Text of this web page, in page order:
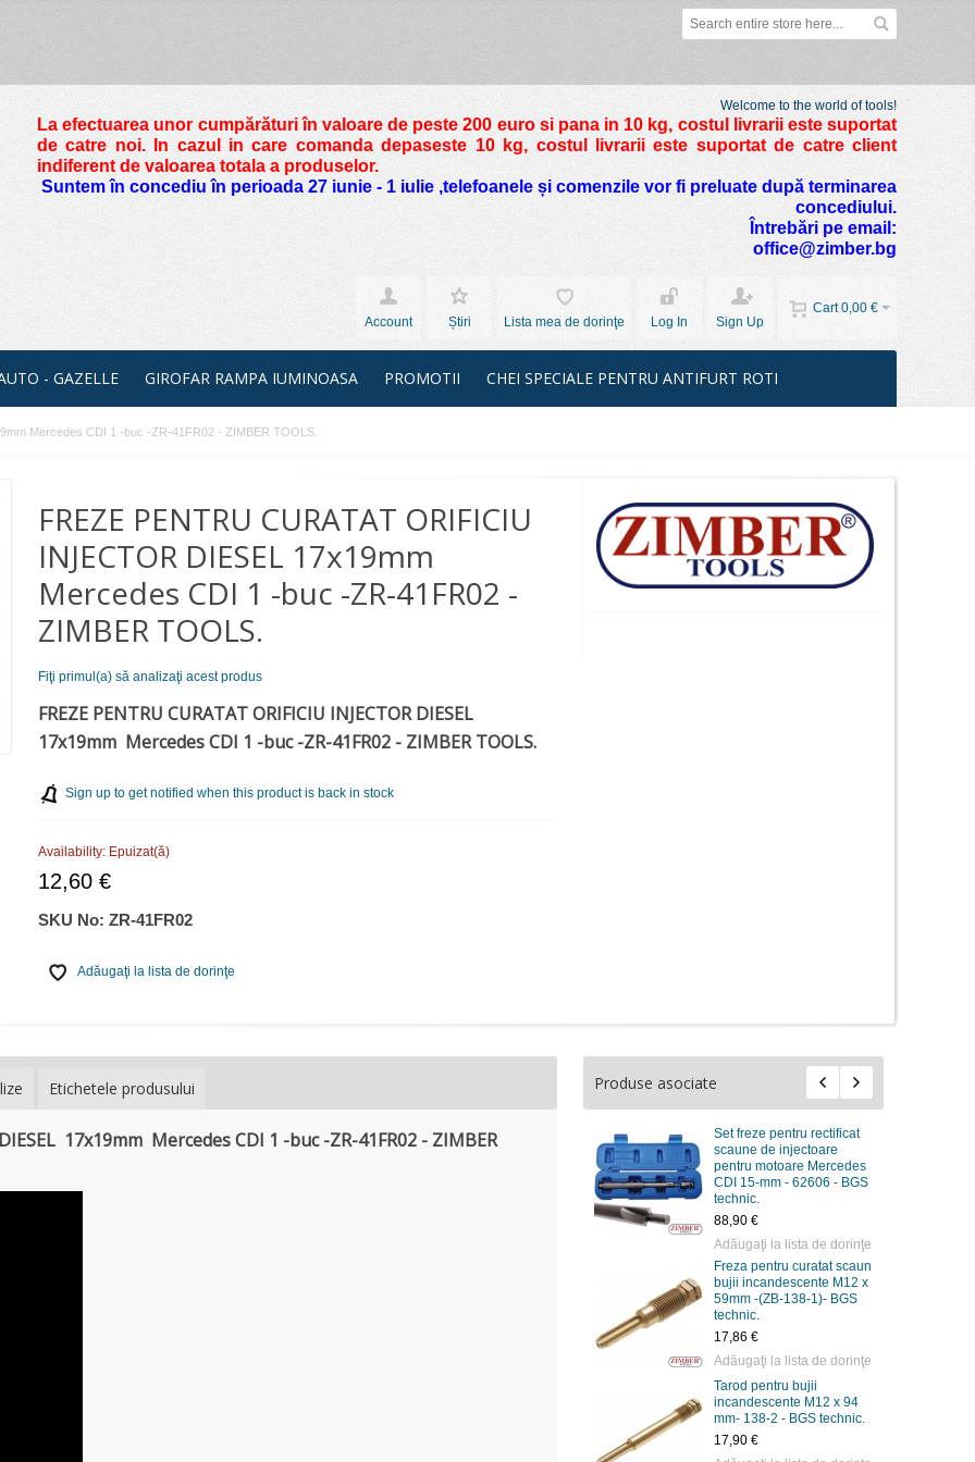
Welcome to the world of tools!
La efectuarea unor cumpărături în valoare de peste 200 euro si pana in 10 kg, costul livrarii este suportat
de catre noi. In cazul in care comanda depaseste 10 kg, costul livrarii este suportat de catre client
indiferent de valoarea totala a produselor.
Suntem în concediu în perioada 27 iunie - 1 iulie ,telefoanele și comenzile vor fi preluate după terminarea
concediului.
Întrebări pe email:
office@zimber.bg
Cart 0,00 €
Account
Știri Lista mea de dorinţe Log In Sign Up
- GAZELLE GIROFAR RAMPA IUMINOASA PROMOTII CHEI SPECIALE PENTRU ANTIFURT ROTI
Mercedes CDI 1 -buc -ZR-41FR02 - ZIMBER TOOLS.
FREZE PENTRU CURATAT ORIFICIU
INJECTOR DIESEL 17x19mm
Mercedes CDI 1 -buc -ZR-41FR02 -
ZIMBER TOOLS.
Fiţi primul(a) să analizaţi acest produs
FREZE PENTRU CURATAT ORIFICIU INJECTOR DIESEL
17x19mm Mercedes CDI 1 -buc -ZR-41FR02 - ZIMBER TOOLS.
Sign up to get notified when this product is back in stock
Availability: Epuizat(ă)
12,60 €
SKU No:ZR-41FR02
Adăugaţi la lista de dorinţe
Etichetele produsului
17x19mm Mercedes CDI 1 -buc -ZR-41FR02 - ZIMBER
Produse asociate
Set freze pentru rectificat
scaune de injectoare
pentru motoare Mercedes
CDI 15-mm - 62606 - BGS
technic.
88,90 €
Adăugaţi la lista de dorinţe
Freza pentru curatat scaun
bujii incandescente М12 х
59mm -(ZB-138-1)- BGS
technic.
17,86 €
Adăugaţi la lista de dorinţe
Tarod pentru bujii
incandescente M12 x 94
mm- 138-2 - BGS technic.
17,90 €